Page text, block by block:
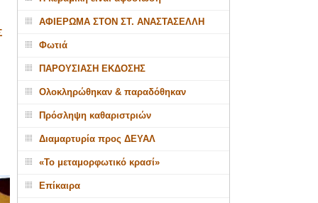
ΑΦΙΕΡΩΜΑ ΣΤΟΝ ΣΤ. ΑΝΑΣΤΑΣΕΛΛΗ
Φωτιά
ΠΑΡΟΥΣΙΑΣΗ ΕΚΔΟΣΗΣ
Ολοκληρώθηκαν & παραδόθηκαν
Πρόσληψη καθαριστριών
Διαμαρτυρία προς ΔΕΥΑΛ
«Το μεταμορφωτικό κρασί»
Επίκαιρα